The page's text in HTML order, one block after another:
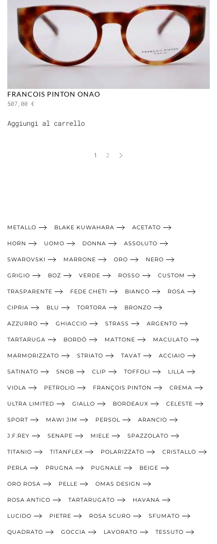
FRANCOIS PINTON ONAO
507,00 €
Aggiungi al carrello
1 2
METALLO BLAKE KUWAHARA ACETATO
HORN UOMO DONNA ASSOLUTO
SWAROVSKI MARRONE ORO NERO
GRIGIO BOZ VERDE ROSSO CUSTOM
TRASPARENTE FEDE CHETI BIANCO ROSA
CIPRIA BLU TORTORA BRONZO
AZZURRO GHIACCIO STRASS ARGENTO
TARTARUGA BORDÒ MATTONE MACULATO
MARMORIZZATO STRIATO TAVAT ACCIAIO
SATINATO SNOB CLIP TOFFOLI LILLA
VIOLA PETROLIO FRANÇOIS PINTON CREMA
ULTRA LIMITED GIALLO BORDEAUX CELESTE
SPORT MAWI JIM PERSOL ARANCIO
J.F.REY SENAPE MIELE SPAZZOLATO
TITANIO TITANFLEX POLARIZZATO CRISTALLO
PERLA PRUGNA PUGNALE BEIGE
ORO ROSA PELLE OMAS DESIGN
ROSA ANTICO TARTARUGATO HAVANA
LUCIDO PIETRE ROSA SCURO SFUMATO
QUADRATO GOCCIA LAVORATO TESSUTO